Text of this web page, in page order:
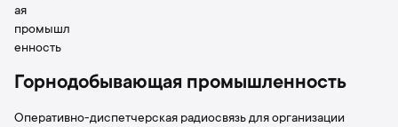
Горнодобывающая промышленность
Оперативно-диспетчерская радиосвязь для организации